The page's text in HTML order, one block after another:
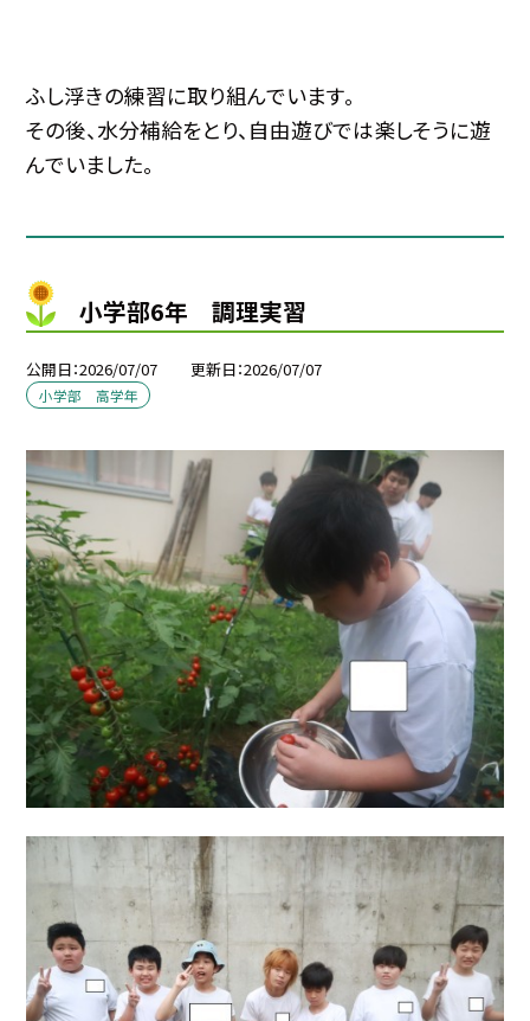
ふし浮きの練習に取り組んでいます。
その後、水分補給をとり、自由遊びでは楽しそうに遊
んでいました。
小学部6年 調理実習
公開日 2026/07/07 更新日 2026/07/07
小学部 高学年